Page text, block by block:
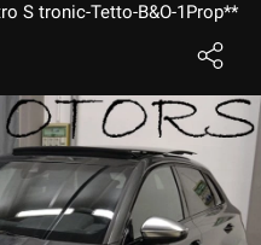
S tronic-Tetto-B&O-1Prop**